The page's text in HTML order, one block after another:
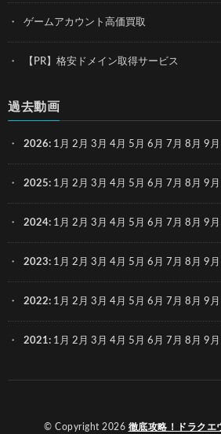
ゲームアカウント高価買取
【PR】格安ドメイン取得サービス
過去動画
2026: 1月 2月 3月 4月 5月 6月 7月 8月 9月
2025: 1月 2月 3月 4月 5月 6月 7月 8月 9月
2024: 1月 2月 3月 4月 5月 6月 7月 8月 9月
2023: 1月 2月 3月 4月 5月 6月 7月 8月 9月
2022: 1月 2月 3月 4月 5月 6月 7月 8月 9月
2021: 1月 2月 3月 4月 5月 6月 7月 8月 9月
© Copyright 2026 徹底攻略！ドラクエ